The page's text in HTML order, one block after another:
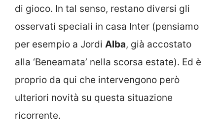
di gioco. In tal senso, restano diversi gli
osservati speciali in casa Inter (pensiamo
per esempio a Jordi Alba, già accostato
alla ‘Beneamata’ nella scorsa estate). Ed è
proprio da qui che intervengono però
ulteriori novità su questa situazione
ricorrente.